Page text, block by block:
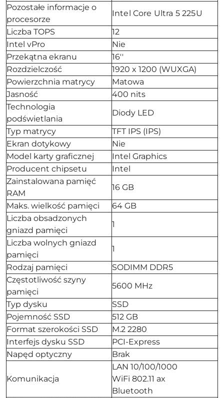
Pozostałe informacje o
procesorze
Intel Core Ultra 5 225U
Liczba TOPS
12
Intel vPro
Nie
Przekątna ekranu
16''
Rozdzielczość
1920 x 1200 (WUXGA)
Powierzchnia matrycy
Matowa
Jasność
400 nits
Technologia
podświetlania
Diody LED
Typ matrycy
TFT IPS (IPS)
Ekran dotykowy
Nie
Model karty graficznej
Intel Graphics
Producent chipsetu
Intel
Zainstalowana pamięć
RAM
16 GB
Maks. wielkość pamięci
64 GB
Liczba obsadzonych
gniazd pamięci
1
Liczba wolnych gniazd
pamięci
1
Rodzaj pamięci
SODIMM DDR5
Częstotliwość szyny
pamięci
5600 MHz
Typ dysku
SSD
Pojemność SSD
512 GB
Format szerokości SSD
M.2 2280
Interfejs dysku SSD
PCI-Express
Napęd optyczny
Brak
Komunikacja
LAN 10/100/1000
WiFi 802.11 ax
Bluetooth